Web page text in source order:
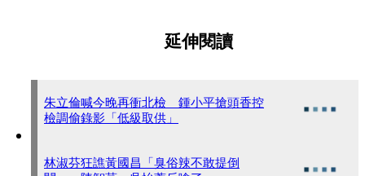
延伸閱讀
朱立倫喊今晚再衝北檢 鍾小平搶頭香控
檢調偷錄影「低級取供」
林淑芬狂譙黃國昌「臭俗辣不敢提倒